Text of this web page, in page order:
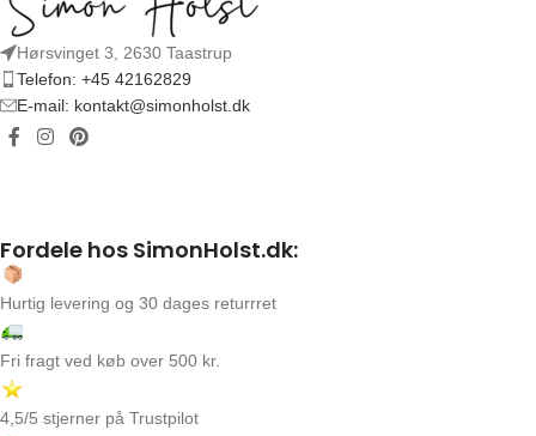
Hørsvinget 3, 2630 Taastrup
Telefon: +45 42162829
E-mail: kontakt@simonholst.dk
Fordele hos SimonHolst.dk:
Hurtig levering og 30 dages returrret
Fri fragt ved køb over 500 kr.
4,5/5 stjerner på Trustpilot